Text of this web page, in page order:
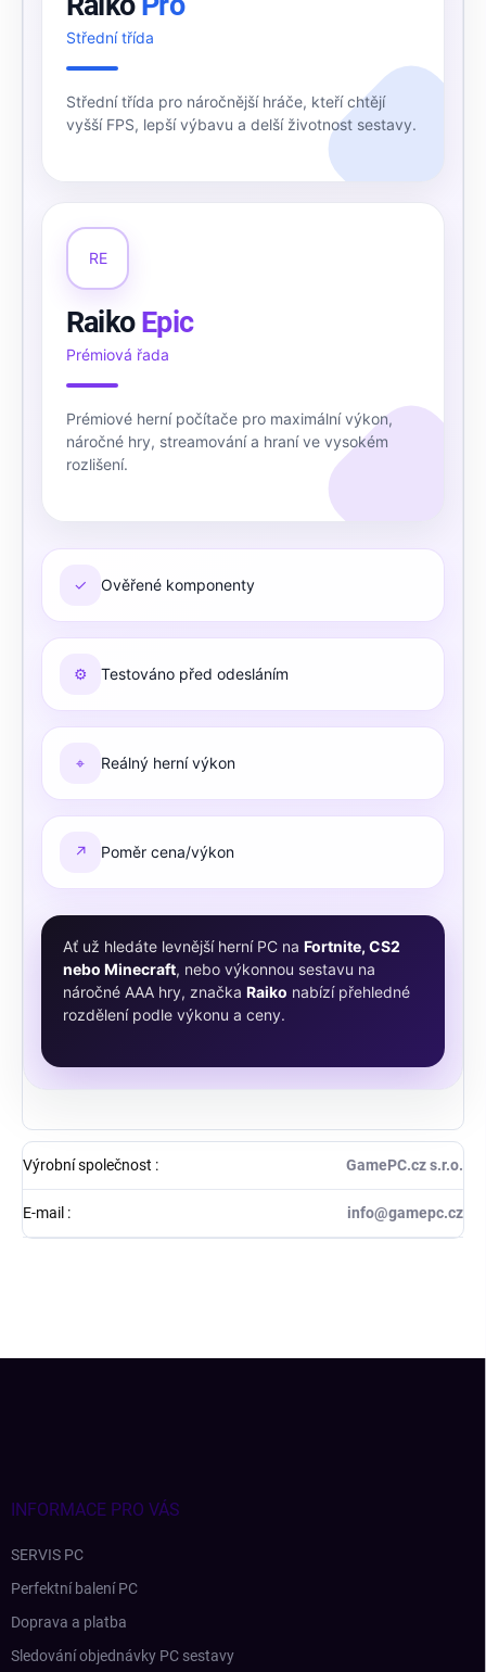
Střední třída
Střední třída pro náročnější hráče, kteří chtějí
vyšší FPS, lepší výbavu a delší životnost sestavy.
RE
RaikoEpic
Prémiová řada
Prémiové herní počítače pro maximální výkon,
náročné hry, streamování a hraní ve vysokém
rozlišení.
✓ Ověřené komponenty
⚙ Testováno před odesláním
⌖ Reálný herní výkon
↗ Poměr cena/výkon
Ať už hledáte levnější herní PC na Fortnite, CS2
nebo Minecraft, nebo výkonnou sestavu na
náročné AAA hry, značka Raiko nabízí přehledné
rozdělení podle výkonu a ceny.
Výrobní společnost : GamePC.cz s.r.o.
E-mail : info@gamepc.cz
INFORMACE PRO VÁS
SERVIS PC
Perfektní balení PC
Doprava a platba
Sledování objednávky PC sestavy